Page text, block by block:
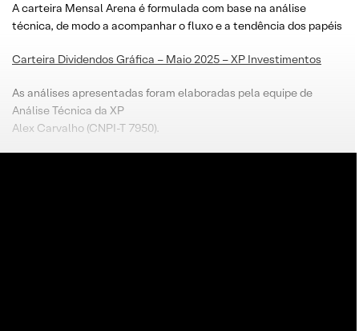
A carteira Mensal Arena é formulada com base na análise
técnica, de modo a acompanhar o fluxo e a tendência dos papéis
Carteira Dividendos Gráfica – Maio 2025 – XP Investimentos
As análises apresentadas foram elaboradas pela equipe de
Análise Técnica da XP
Alex Carvalho (CNPI-T 7950).